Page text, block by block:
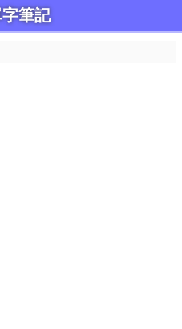
筆記